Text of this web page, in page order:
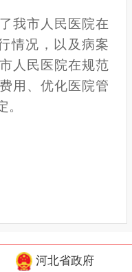
我市人民医院在
情况，以及病案
人民医院在规范
用、优化医院管
。
河北省政府